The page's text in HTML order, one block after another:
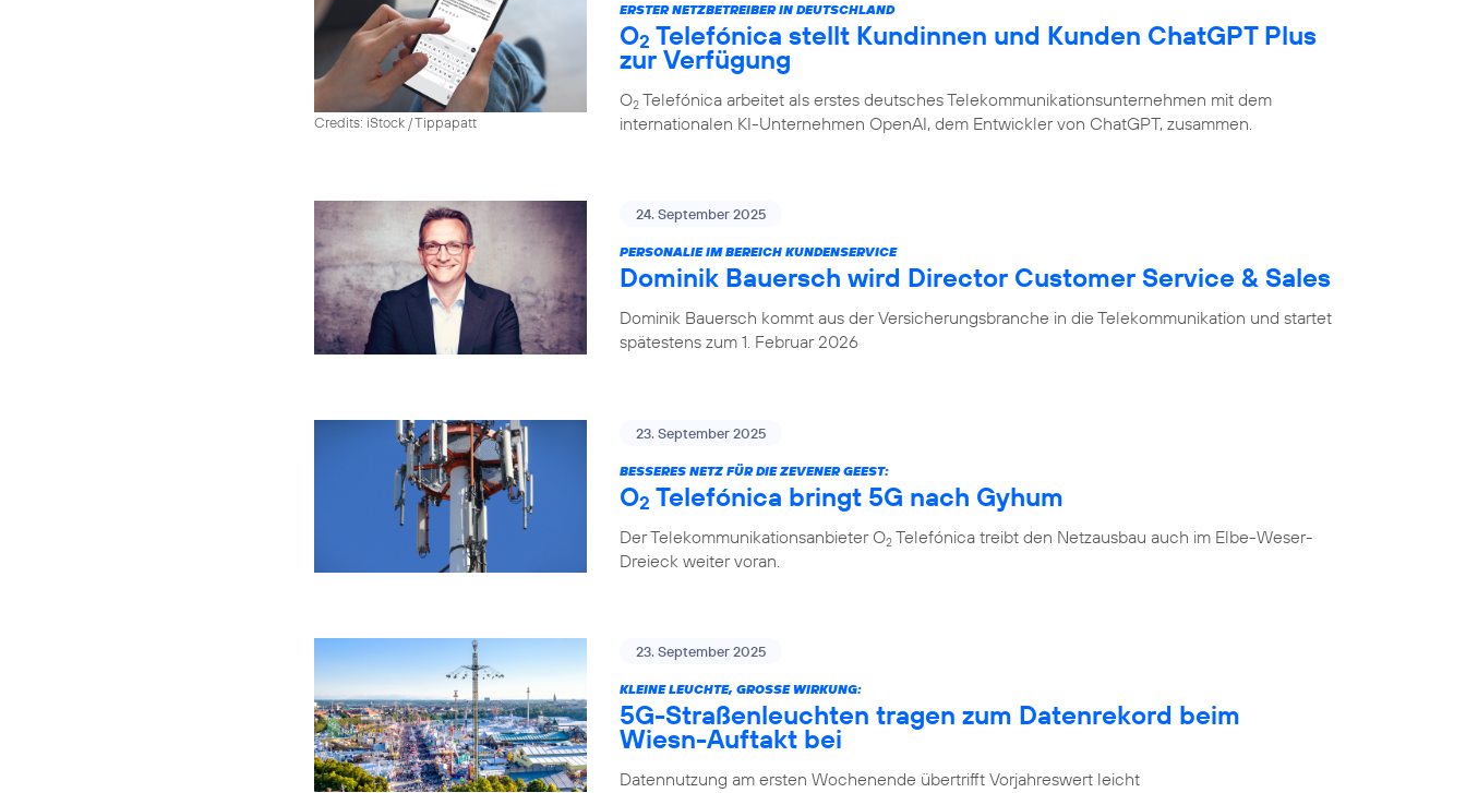
Credits: iStock / Tippapatt
ERSTER NETZBETREIBER IN DEUTSCHLAND
O2 Telefónica stellt Kundinnen und Kunden ChatGPT Plus
zur Verfügung
O2 Telefónica arbeitet als erstes deutsches Telekommunikationsunternehmen mit dem
internationalen KI-Unternehmen OpenAI, dem Entwickler von ChatGPT, zusammen.
24. September 2025
PERSONALIE IM BEREICH KUNDENSERVICE
Dominik Bauersch wird Director Customer Service & Sales
Dominik Bauersch kommt aus der Versicherungsbranche in die Telekommunikation und startet
spätestens zum 1. Februar 2026
23. September 2025
BESSERES NETZ FÜR DIE ZEVENER GEEST:
O2 Telefónica bringt 5G nach Gyhum
Der Telekommunikationsanbieter O2 Telefónica treibt den Netzausbau auch im Elbe-Weser-
Dreieck weiter voran.
23. September 2025
KLEINE LEUCHTE, GROSSE WIRKUNG:
5G-Straßenleuchten tragen zum Datenrekord beim
Wiesn-Auftakt bei
Datennutzung am ersten Wochenende übertrifft Vorjahreswert leicht